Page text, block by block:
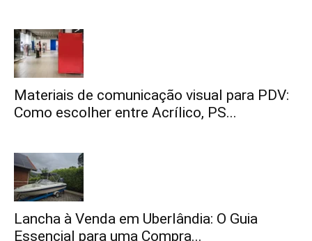
Materiais de comunicação visual para PDV:
Como escolher entre Acrílico, PS...
Lancha à Venda em Uberlândia: O Guia
Essencial para uma Compra...